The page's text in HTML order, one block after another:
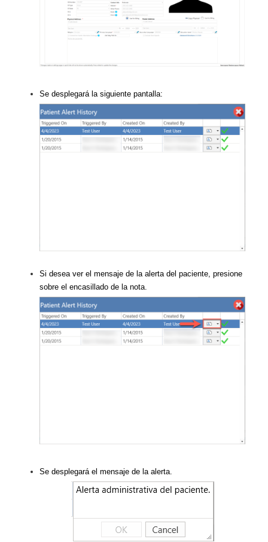
Se desplegará la siguiente pantalla:
Si desea ver el mensaje de la alerta del paciente, presione
sobre el encasillado de la nota.
Se desplegará el mensaje de la alerta.